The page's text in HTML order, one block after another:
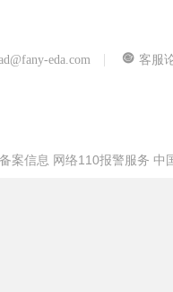
eda.com 客服
案信息 网络110报警服务 中